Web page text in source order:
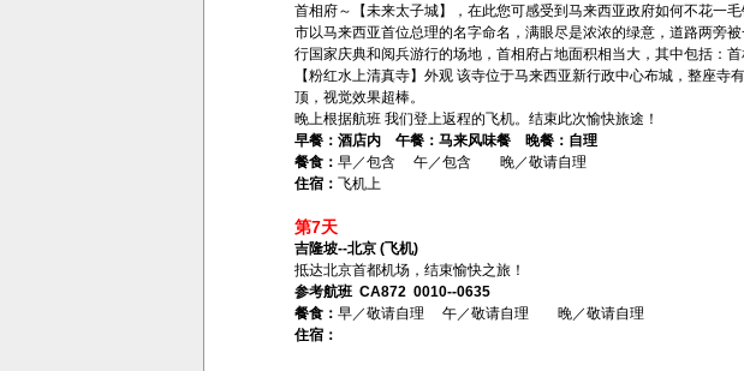
首相府～【未来太子城】，在此您可感受到马来西亚政府如何不花一
市以马来西亚首位总理的名字命名，满眼尽是浓浓的绿意，道路两旁
行国家庆典和阅兵游行的场地，首相府占地面积相当大，其中包括：
【粉红水上清真寺】外观 该寺位于马来西亚新行政中心布城，整座
顶，视觉效果超棒。
晚上根据航班 我们登上返程的飞机。结束此次愉快旅途！
早餐：酒店内 午餐：马来风味餐 晚餐：自理
餐食：早／包含 午／包含 晚／敬请自理
住宿：飞机上
第7天
吉隆坡--北京 (飞机)
抵达北京首都机场，结束愉快之旅！
参考航班 CA872 0010--0635
餐食：早／敬请自理 午／敬请自理 晚／敬请自理
住宿：